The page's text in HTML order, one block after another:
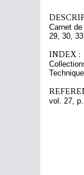
Carnet
29, 30,
INDEX :
vol. 27,